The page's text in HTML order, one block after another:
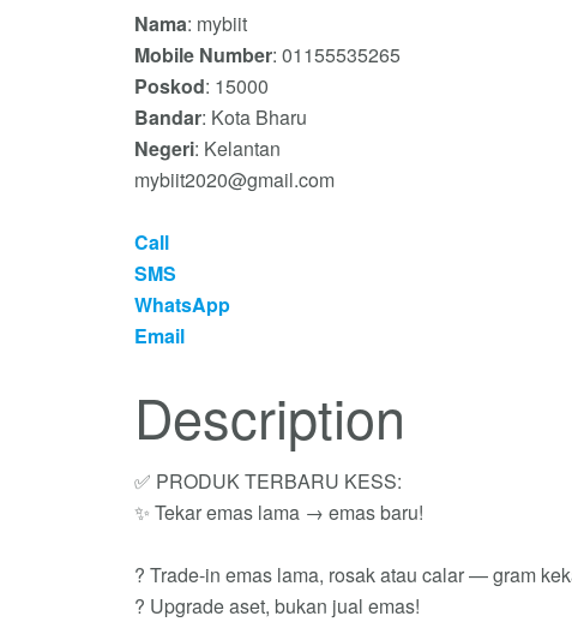
Nama: mybiit
Mobile Number: 01155535265
Poskod: 15000
Bandar: Kota Bharu
Negeri: Kelantan
mybiit2020@gmail.com
Call
SMS
WhatsApp
Email
Description
✅ PRODUK TERBARU KESS:
✨ Tekar emas lama → emas baru!
? Trade-in emas lama, rosak atau calar — gram
? Upgrade aset, bukan jual emas!